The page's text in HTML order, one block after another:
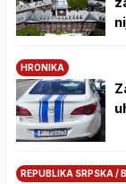
HRONIKA
REPUBLIKA SRPSKA /